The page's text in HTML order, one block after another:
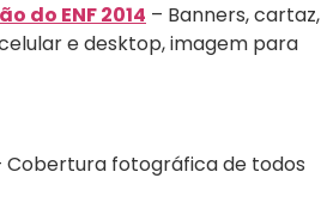
do ENF 2014 – Banners, cartaz,
e desktop, imagem para
Cobertura fotográfica de todos